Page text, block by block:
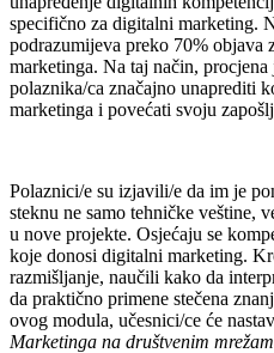
specifično za digitalni marketing.
podrazumijeva preko 70% objava
marketinga. Na taj način,
polaznika/ca značajno unaprediti
marketinga i povećati svoju
Polaznici/e su izjavili/e da im je
steknu ne samo tehničke veštine,
u nove projekte. Osjećaju se
koje donosi digitalni marketing.
razmišljanje, naučili kako da
da praktično primene stečena
ovog modula, učesnici/ce će
Marketinga na društvenim